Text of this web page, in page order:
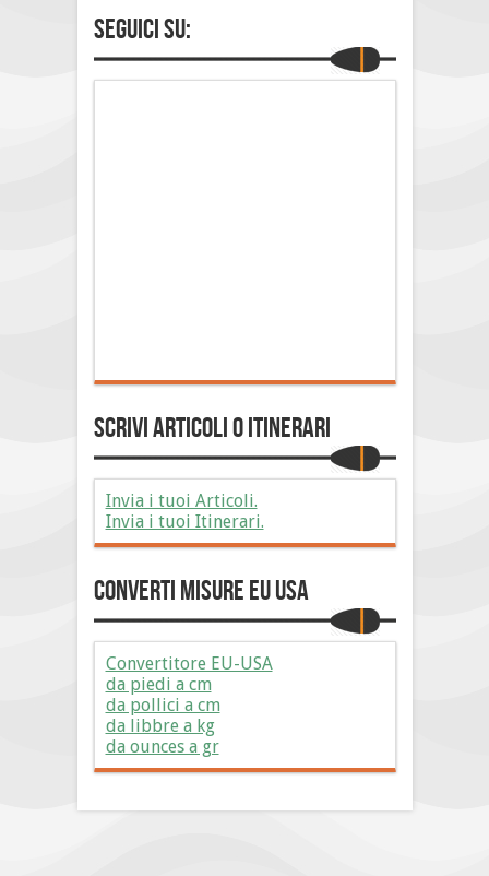
Seguici su:
Scrivi Articoli o Itinerari
Invia i tuoi Articoli.
Invia i tuoi Itinerari.
Converti Misure EU USA
Convertitore EU-USA
da piedi a cm
da pollici a cm
da libbre a kg
da ounces a gr